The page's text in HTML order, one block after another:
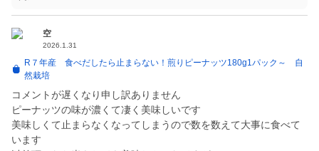
空
2026.1.31
R７年産 食べだしたら止まらない！煎りピーナッツ180g1パック～ 自
然栽培
コメントが遅くなり申し訳ありません
ピーナッツの味が濃くて凄く美味しいです
美味しくて止まらなくなってしまうので数を数えて大事に食べて
います